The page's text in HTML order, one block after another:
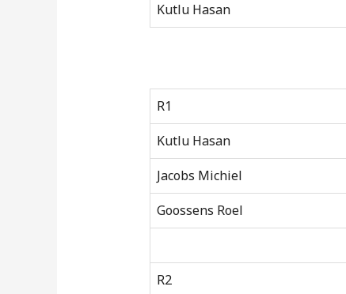
Kutlu Hasan
R1
Kutlu Hasan
Jacobs Michiel
Goossens Roel
R2